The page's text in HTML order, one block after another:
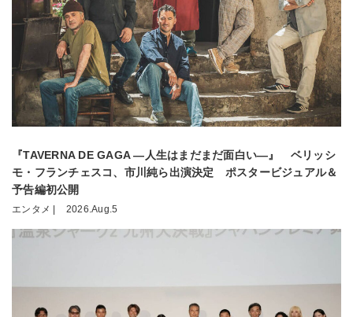
『TAVERNA DE GAGA ―人生はまだまだ面白い―』 ベリッシ
モ・フランチェスコ、市川純ら出演決定 ポスタービジュアル＆
予告編初公開
エンタメ | 2026.Aug.5